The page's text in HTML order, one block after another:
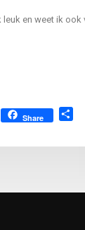
en weet ik ook
Copy Share